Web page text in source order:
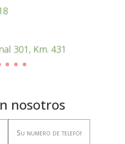
301, Km. 431
nosotros